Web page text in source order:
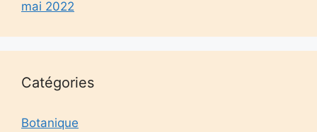
mai 2022
Catégories
Botanique